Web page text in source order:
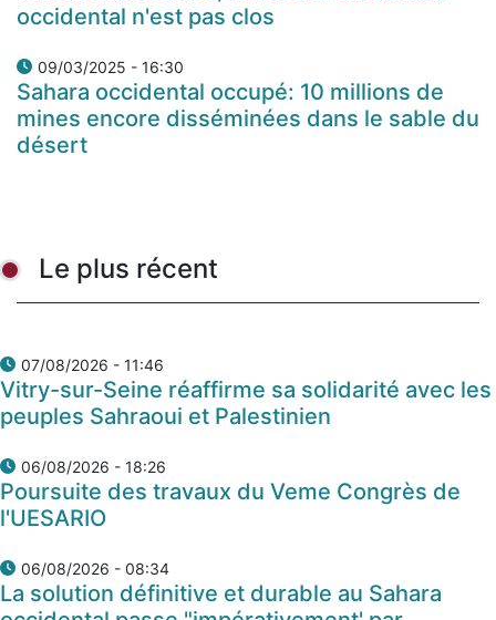
occidental n'est pas clos
09/03/2025 - 16:30
Sahara occidental occupé: 10 millions de
mines encore disséminées dans le sable du
désert
Le plus récent
07/08/2026 - 11:46
Vitry-sur-Seine réaffirme sa solidarité avec les
peuples Sahraoui et Palestinien
06/08/2026 - 18:26
Poursuite des travaux du Veme Congrès de
l'UESARIO
06/08/2026 - 08:34
La solution définitive et durable au Sahara